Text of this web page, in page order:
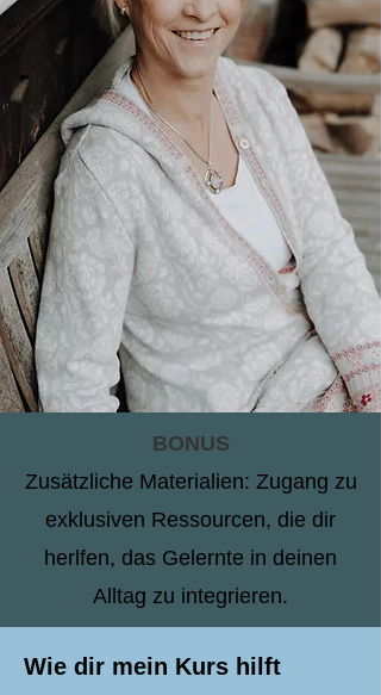
BONUS
Zusätzliche Materialien: Zugang zu
exklusiven Ressourcen, die dir
herlfen, das Gelernte in deinen
Alltag zu integrieren.
Wie dir mein Kurs hilft